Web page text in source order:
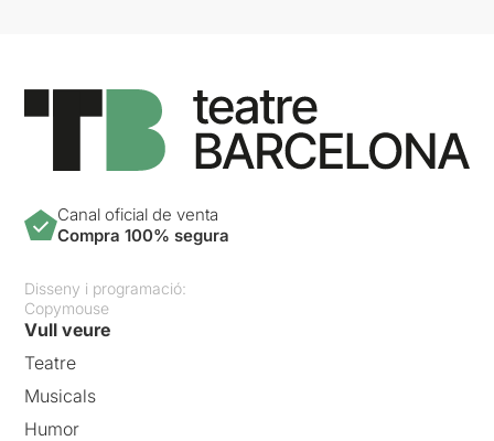
Canal oficial de venta
Compra 100% segura
Disseny i programació:
Copymouse
Vull veure
Teatre
Musicals
Humor